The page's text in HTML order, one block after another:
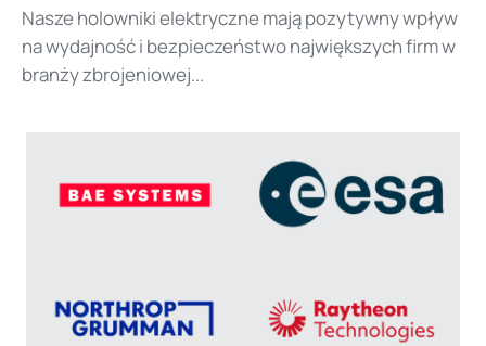
Nasze holowniki elektryczne mają pozytywny wpływ
na wydajność i bezpieczeństwo największych firm w
branży zbrojeniowej...